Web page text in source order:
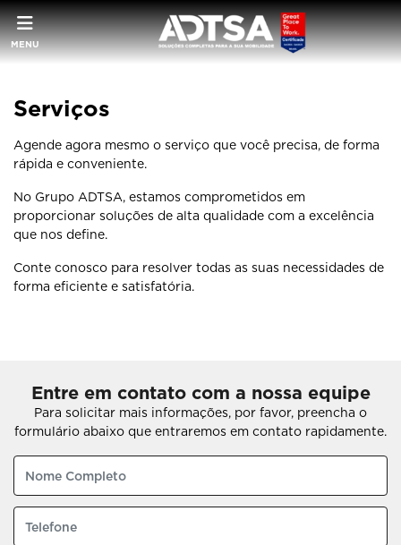
MENU
Serviços
Agende agora mesmo o serviço que você precisa, de forma
rápida e conveniente.
No Grupo ADTSA, estamos comprometidos em
proporcionar soluções de alta qualidade com a excelência
que nos define.
Conte conosco para resolver todas as suas necessidades de
forma eficiente e satisfatória.
Entre em contato com a nossa equipe
Para solicitar mais informações, por favor, preencha o
formulário abaixo que entraremos em contato rapidamente.